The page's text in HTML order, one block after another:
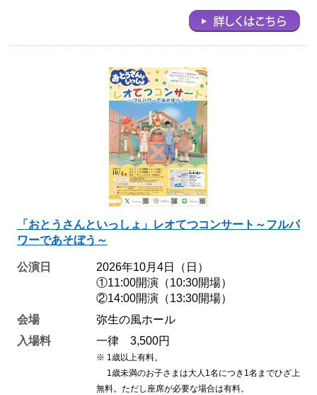
「おとうさんといっしょ」レオてつコンサート～フルパ
ワーであそぼう～
公演日
2026年10月4日（日）
①11:00開演（10:30開場）
②14:00開演（13:30開場）
会場
弥生の風ホール
入場料
一律 3,500円
※ 1歳以上有料。
1歳未満のお子さまは大人1名につき1名までひざ上
無料。ただし座席が必要な場合は有料。